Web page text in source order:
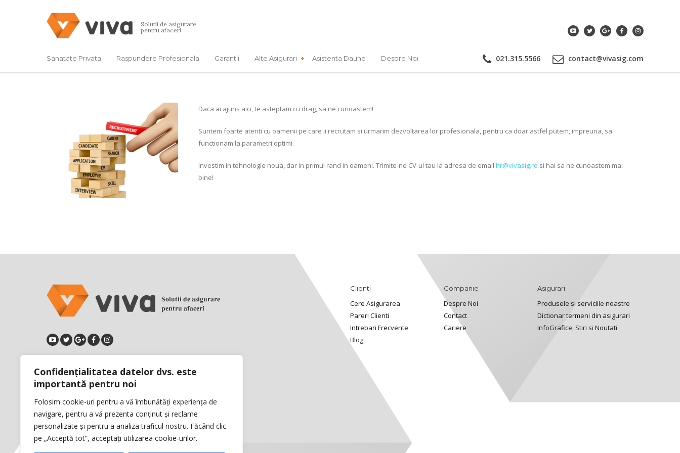
Confidențialitatea datelor dvs. este
importantă pentru noi
Folosim cookie-uri pentru a vă îmbunătăți experiența de
navigare, pentru a vă prezenta conținut și reclame
personalizate și pentru a analiza traficul nostru. Făcând clic
pe „Acceptă tot”, acceptați utilizarea cookie-urilor.
Solutii de asigurare
pentru afaceri
Sanatate Privata Raspundere Profesionala Garantii Alte Asigurari Asistenta Daune Despre Noi 021.315.5566 contact@vivasig.com
Daca ai ajuns aici, te asteptam cu drag, sa ne cunoastem!
Suntem foarte atenti cu oamenii pe care ii recrutam si urmarim dezvoltarea lor profesionala, pentru ca doar astfel putem, impreuna, sa
functionam la parametri optimi.
Investim in tehnologie noua, dar in primul rand in oameni. Trimite-ne CV-ul tau la adresa de email hr@vivasig.ro si hai sa ne cunoastem mai
bine!
Calea Floreasca, Nr.169, Etaj 4,
Sector 1, Bucuresti, Romania
Telefon: +40 21 315 55 66
Fax: +40 21 315 11 66
Clienti
Cere Asigurarea
Pareri Clienti
Intrebari Frecvente
Blog
Companie
Despre Noi
Contact
Cariere
Asigurari
Produsele si serviciile noastre
Dictionar termeni din asigurari
InfoGrafice, Stiri si Noutati